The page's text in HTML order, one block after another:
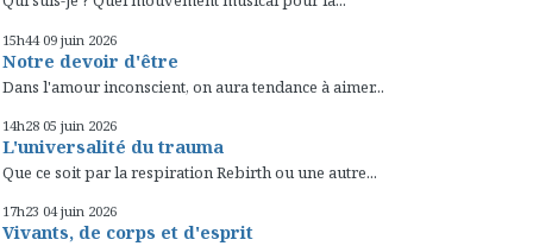
15h44 09 juin 2026
Notre devoir d'être
Dans l'amour inconscient, on aura tendance à aimer...
14h28 05 juin 2026
L'universalité du trauma
Que ce soit par la respiration Rebirth ou une autre...
17h23 04 juin 2026
Vivants, de corps et d'esprit